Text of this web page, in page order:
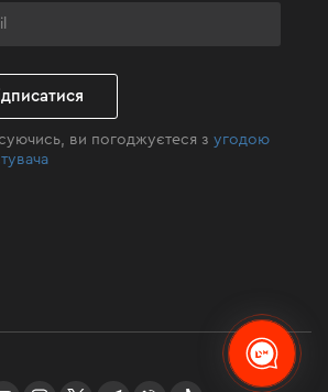
ви погоджуєтеся з угодою